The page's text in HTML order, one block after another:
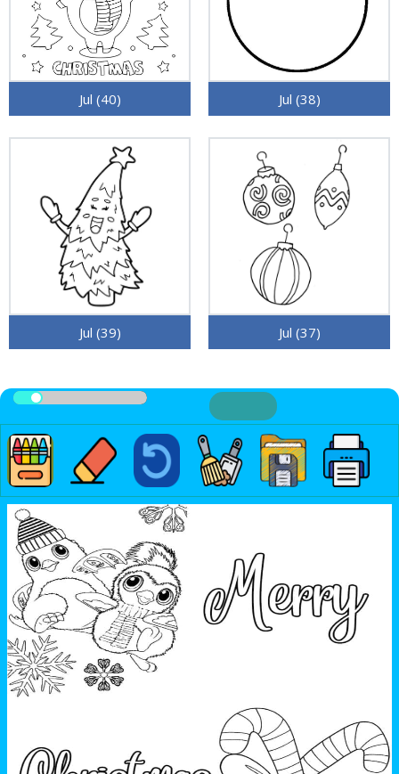
Jul (40) Jul (38)
Jul (39) Jul (37)